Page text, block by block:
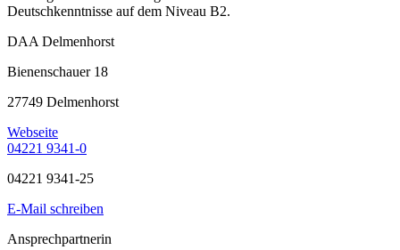
Deutschkenntnisse auf dem Niveau B2.
DAA Delmenhorst
Bienenschauer 18
27749 Delmenhorst
Webseite
04221 9341-0
04221 9341-25
E-Mail schreiben
Ansprechpartnerin